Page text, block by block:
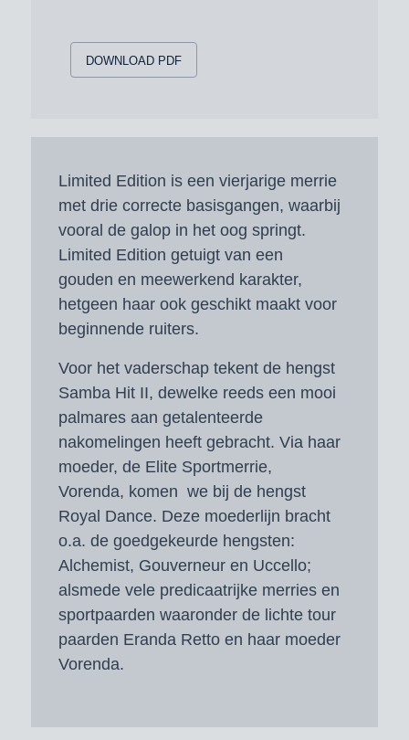
DOWNLOAD PDF
Limited Edition is een vierjarige merrie
met drie correcte basisgangen, waarbij
vooral de galop in het oog springt.
Limited Edition getuigt van een
gouden en meewerkend karakter,
hetgeen haar ook geschikt maakt voor
beginnende ruiters.
Voor het vaderschap tekent de hengst
Samba Hit II, dewelke reeds een mooi
palmares aan getalenteerde
nakomelingen heeft gebracht. Via haar
moeder, de Elite Sportmerrie,
Vorenda, komen we bij de hengst
Royal Dance. Deze moederlijn bracht
o.a. de goedgekeurde hengsten:
Alchemist, Gouverneur en Uccello;
alsmede vele predicaatrijke merries en
sportpaarden waaronder de lichte tour
paarden Eranda Retto en haar moeder
Vorenda.